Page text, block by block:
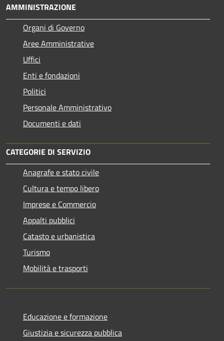
AMMINISTRAZIONE
Organi di Governo
Aree Amministrative
Uffici
Enti e fondazioni
Politici
Personale Amministrativo
Documenti e dati
CATEGORIE DI SERVIZIO
Anagrafe e stato civile
Cultura e tempo libero
Imprese e Commercio
Appalti pubblici
Catasto e urbanistica
Turismo
Mobilità e trasporti
Educazione e formazione
Giustizia e sicurezza pubblica